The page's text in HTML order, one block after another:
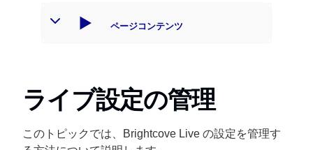
ページコンテンツ
ライブ設定の管理
このトピックでは、Brightcove Live の設定を管理す